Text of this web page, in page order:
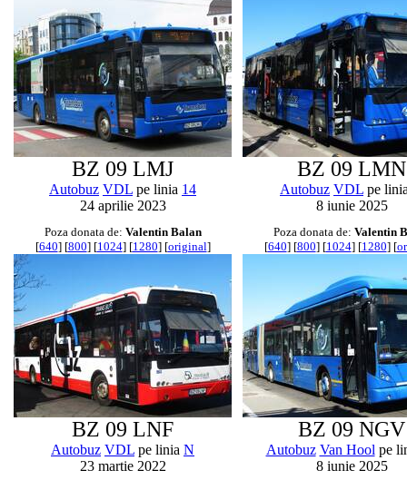
BZ 09 LMJ
Autobuz VDL pe linia 14
24 aprilie 2023
BZ 09 LMN
Autobuz VDL pe
8 iunie 2025
Poza donata de: Valentin Balan
[640] [800] [1024] [1280] [original]
BZ 09 LNF
Autobuz VDL pe linia N
23 martie 2022
Poza donata de: Valentin
[640] [800] [1024] [1280] [
BZ 09 NGV
Autobuz Van Hool pe
8 iunie 2025